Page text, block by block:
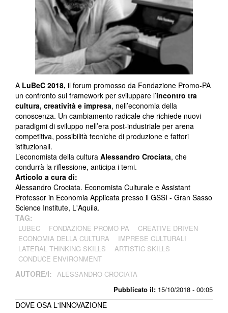
Pubblicato il: 15/10/2018 - 00:05
A LuBeC 2018, il forum promosso da Fondazione Promo-PA
un confronto sui framework per sviluppare l’incontro tra
cultura, creatività e impresa, nell’economia della
conoscenza. Un cambiamento radicale che richiede nuovi
paradigmi di sviluppo nell’era post-industriale per arena
competitiva, possibilità tecniche di produzione e fattori
istituzionali.
L’economista della cultura Alessandro Crociata, che
condurrà la riflessione, anticipa i temi.
Articolo a cura di:
Alessandro Crociata. Economista Culturale e Assistant
Professor in Economia Applicata presso il GSSI - Gran Sasso
Science Institute, L'Aquila.
TAG:
LUBEC FONDAZIONE PROMO PA
CREATIVE DRIVEN
ECONOMIA DELLA CULTURA
IMPRESE CULTURALI
LATERAL THINKING SKILLS
ARTISTIC SKILLS
CONDUCE ENVIRONMENT
AUTORE/I: ALESSANDRO CROCIATA
DOVE OSA L'INNOVAZIONE